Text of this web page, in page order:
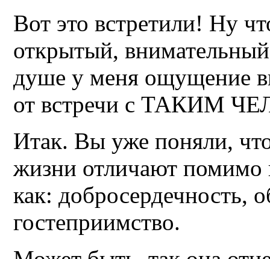
Вот это встретили! Ну
открытый,
душе у меня ощущение
от встречи с ТАКИМ
Итак. Вы уже поняли,
жизни отличают помимо
как: добросердечность,
гостеприимство.